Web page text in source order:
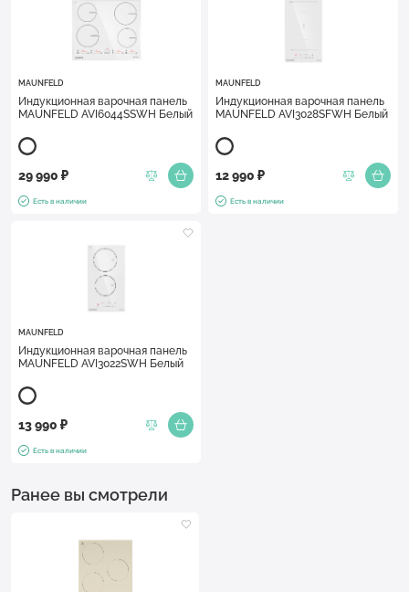
MAUNFELD
Индукционная варочная панель
MAUNFELD AVI6044SSWH Белый
29 990 ₽
Есть в наличии
MAUNFELD
Индукционная варочная панель
MAUNFELD AVI3028SFWH Белый
12 990 ₽
Есть в наличии
MAUNFELD
Индукционная варочная панель
MAUNFELD AVI3022SWH Белый
13 990 ₽
Есть в наличии
Ранее вы смотрели